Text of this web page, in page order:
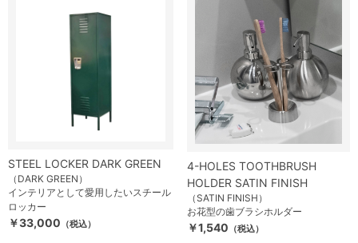
STEEL LOCKER DARK GREEN
（DARK GREEN）
インテリアとして愛用したいスチール
ロッカー
￥33,000 （税込）
4-HOLES TOOTHBRUSH
HOLDER SATIN FINISH
（SATIN FINISH）
お花型の歯ブラシホルダー
￥1,540 （税込）